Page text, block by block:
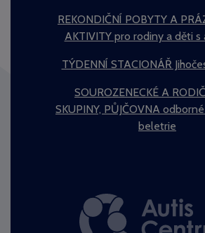
REKONDIČNÍ POBYTY A
AKTIVITY pro rodiny a děti s
TÝDENNÍ STACIONÁŘ
SOUROZENECKÉ A
SKUPINY, PŮJČOVNA
beletrie